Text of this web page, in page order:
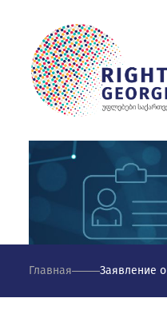
Главная Заявление